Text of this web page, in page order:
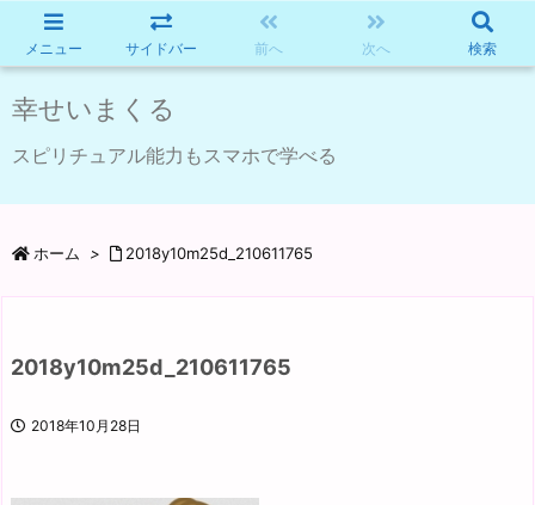
メニュー サイドバー 前へ 次へ 検索
幸せいまくる
スピリチュアル能力もスマホで学べる
ホーム > 2018y10m25d_210611765
2018y10m25d_210611765
2018年10月28日